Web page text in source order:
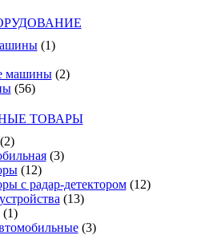
(1)
машины (2)
(56)
ТОВАРЫ
(2)
(3)
(12)
с радар-детектором (12)
(13)
(1)
(3)